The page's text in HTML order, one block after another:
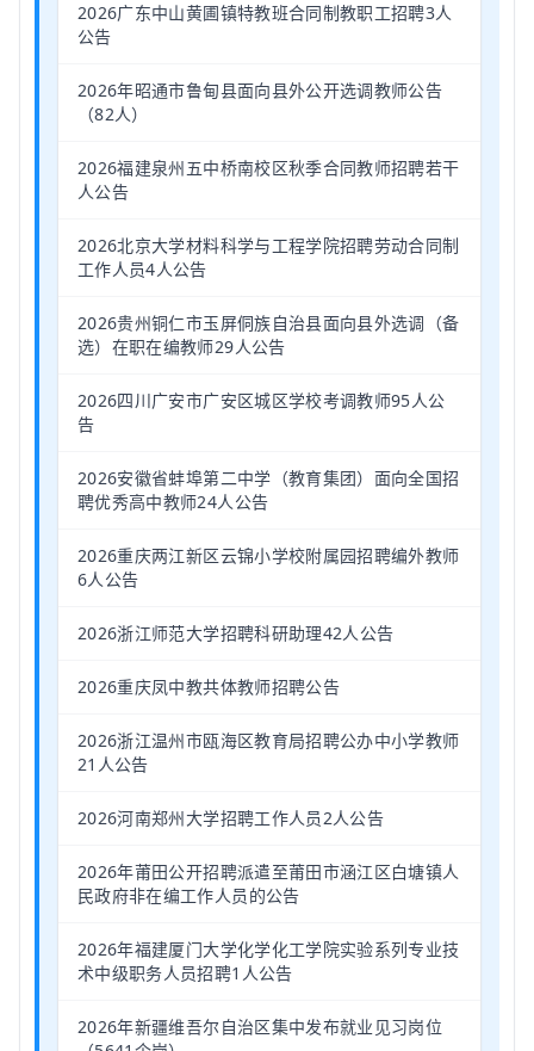
2026广东中山黄圃镇特教班合同制教职工招聘3人
公告
2026年昭通市鲁甸县面向县外公开选调教师公告
（82人）
2026福建泉州五中桥南校区秋季合同教师招聘若干
人公告
2026北京大学材料科学与工程学院招聘劳动合同制
工作人员4人公告
2026贵州铜仁市玉屏侗族自治县面向县外选调（备
选）在职在编教师29人公告
2026四川广安市广安区城区学校考调教师95人公
告
2026安徽省蚌埠第二中学（教育集团）面向全国招
聘优秀高中教师24人公告
2026重庆两江新区云锦小学校附属园招聘编外教师
6人公告
2026浙江师范大学招聘科研助理42人公告
2026重庆凤中教共体教师招聘公告
2026浙江温州市瓯海区教育局招聘公办中小学教师
21人公告
2026河南郑州大学招聘工作人员2人公告
2026年莆田公开招聘派遣至莆田市涵江区白塘镇人
民政府非在编工作人员的公告
2026年福建厦门大学化学化工学院实验系列专业技
术中级职务人员招聘1人公告
2026年新疆维吾尔自治区集中发布就业见习岗位